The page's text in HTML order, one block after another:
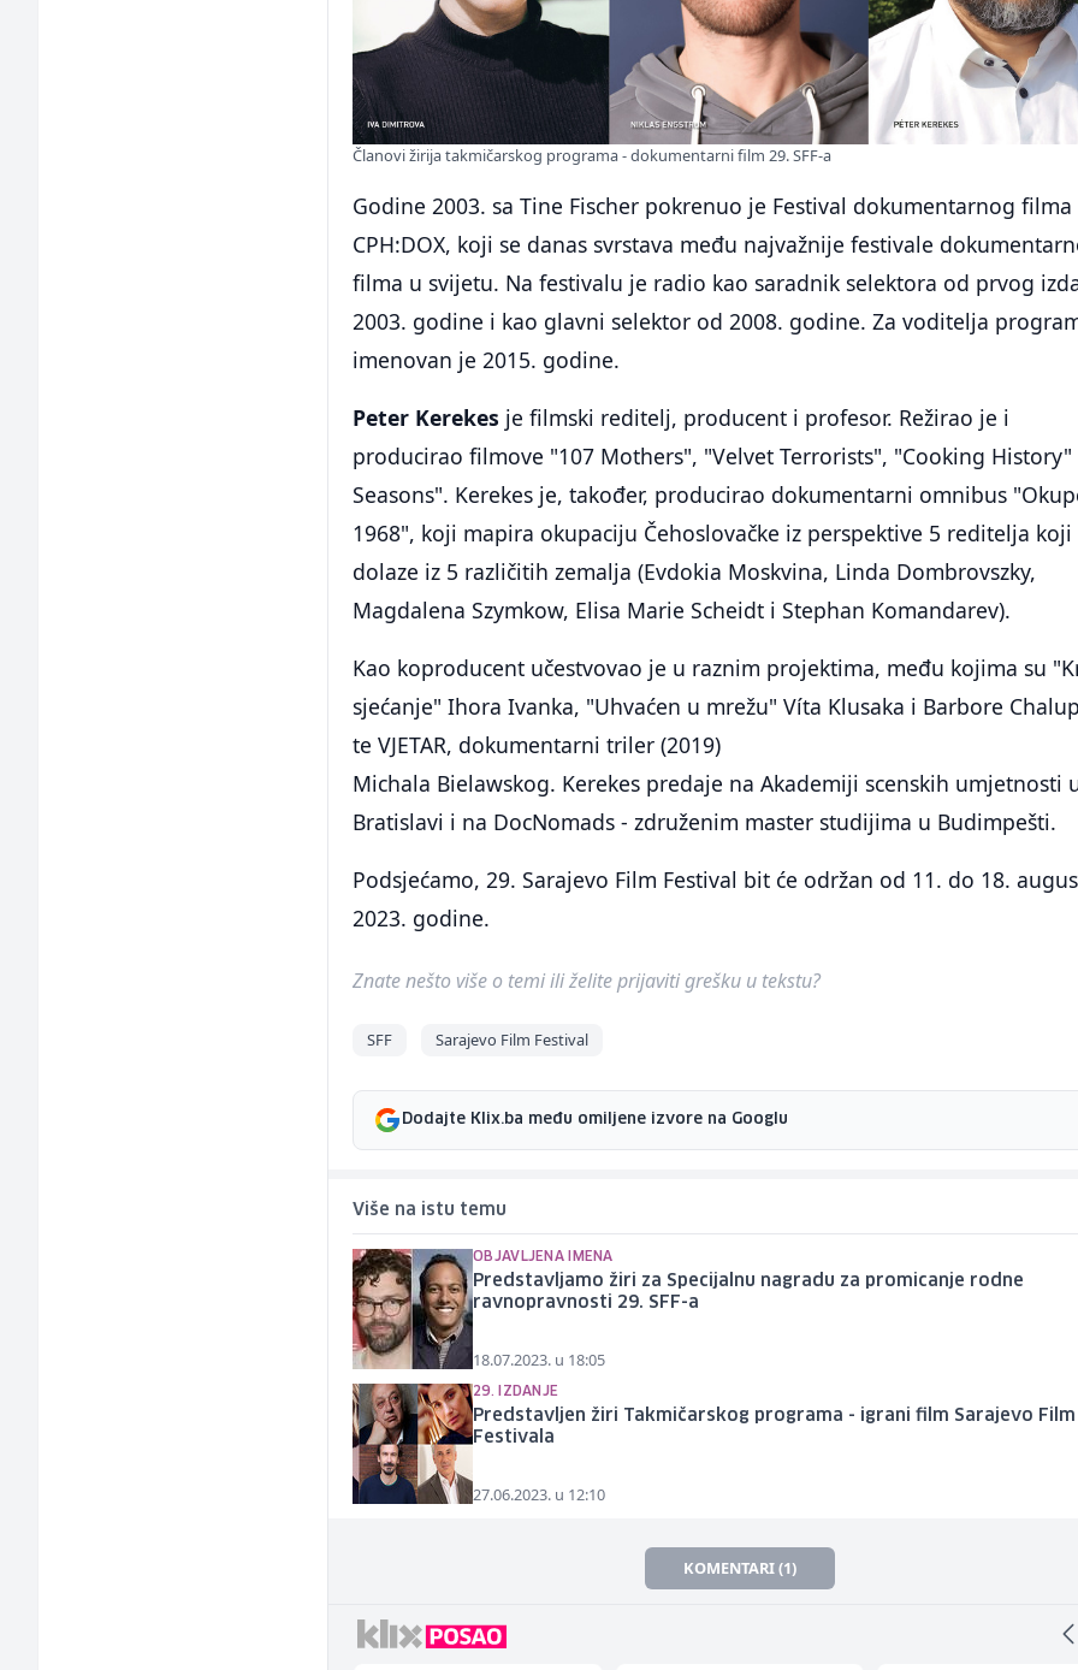
Članovi žirija takmičarskog programa - dokumentarni film 29. SFF-a
Godine 2003. sa Tine Fischer pokrenuo je Festival dokumentarnog filma
CPH:DOX, koji se danas svrstava među najvažnije festivale
filma u svijetu. Na festivalu je radio kao saradnik selektora od prvog
2003. godine i kao glavni selektor od 2008. godine. Za voditelja
imenovan je 2015. godine.
Peter Kerekes je filmski reditelj, producent i profesor. Režirao je i
producirao filmove "107 Mothers", "Velvet Terrorists", "Cooking History"
Seasons". Kerekes je, također, producirao dokumentarni omnibus
1968", koji mapira okupaciju Čehoslovačke iz perspektive 5 reditelja koji
dolaze iz 5 različitih zemalja (Evdokia Moskvina, Linda Dombrovszky,
Magdalena Szymkow, Elisa Marie Scheidt i Stephan Komandarev).
Kao koproducent učestvovao je u raznim projektima, među kojima su
sjećanje" Ihora Ivanka, "Uhvaćen u mrežu" Víta Klusaka i Barbore
te VJETAR, dokumentarni triler (2019)
Michala Bielawskog. Kerekes predaje na Akademiji scenskih umjetnosti
Bratislavi i na DocNomads - združenim master studijima u Budimpešti.
Podsjećamo, 29. Sarajevo Film Festival bit će održan od 11. do 18.
2023. godine.
Znate nešto više o temi ili želite prijaviti grešku u tekstu?
SFF Sarajevo Film Festival
Dodajte Klix.ba među omiljene izvore na Googlu
Više na istu temu
OBJAVLJENA IMENA
Predstavljamo žiri za Specijalnu nagradu za promicanje rodne
ravnopravnosti 29. SFF-a
18.07.2023. u 18:05
29. IZDANJE
Predstavljen žiri Takmičarskog programa - igrani film Sarajevo Film
Festivala
27.06.2023. u 12:10
KOMENTARI (1)